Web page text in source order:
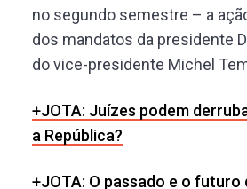
no segundo semestre – a
dos mandatos da presidente
do vice-presidente Michel
+JOTA: Juízes podem
a República?
+JOTA: O passado e o